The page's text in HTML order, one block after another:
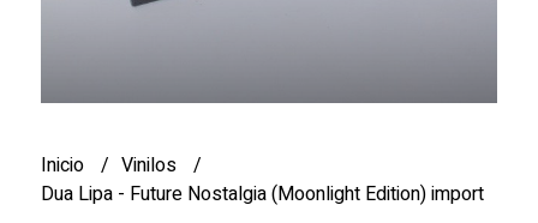
Inicio
Vinilos
Dua Lipa - Future Nostalgia (Moonlight Edition) import